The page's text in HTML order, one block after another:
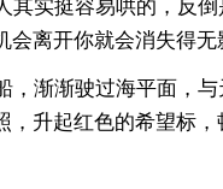
其实挺容易哄的，反
会离开你就会消失得无
，渐渐驶过海平面，与
，升起红色的希望标，